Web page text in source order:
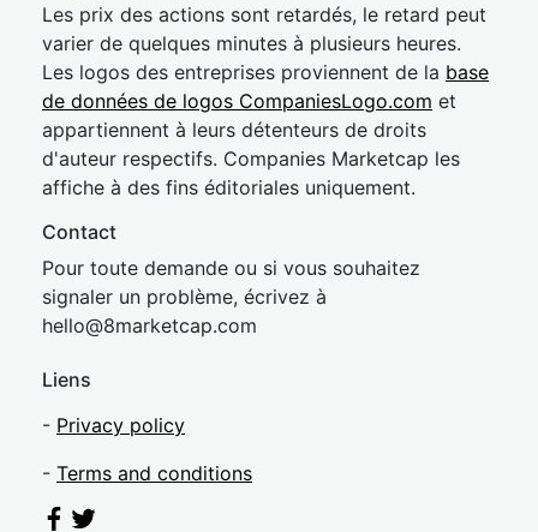
Les prix des actions sont retardés, le retard peut
varier de quelques minutes à plusieurs heures.
Les logos des entreprises proviennent de la base
de données de logos CompaniesLogo.com et
appartiennent à leurs détenteurs de droits
d'auteur respectifs. Companies Marketcap les
affiche à des fins éditoriales uniquement.
Contact
Pour toute demande ou si vous souhaitez
signaler un problème, écrivez à
hello@8marketcap.com
Liens
- Privacy policy
- Terms and conditions